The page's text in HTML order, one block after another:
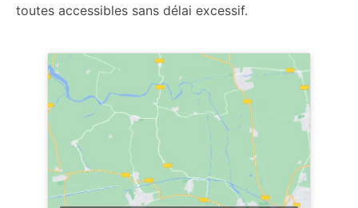
toutes accessibles sans délai excessif.